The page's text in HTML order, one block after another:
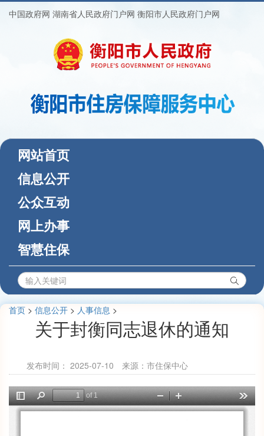
中国政府网 湖南省人民政府门户网 衡阳市人民政府门户网
网站首页(current)
信息公开
公众互动
网上办事
智慧住保
首页 > 信息公开 > 人事信息 >
关于封衡同志退休的通知
发布时间： 2025-07-10 来源：市住保中心